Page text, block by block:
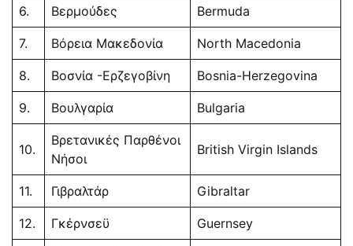
6. Βερμούδες Bermuda
7. Βόρεια Μακεδονία North Macedonia
8. Βοσνία -Ερζεγοβίνη Bosnia-Herzegovina
9. Βουλγαρία Bulgaria
10.
Βρετανικές Παρθένοι
Νήσοι
British Virgin Islands
11. Γιβραλτάρ Gibraltar
12. Γκέρνσεϋ Guernsey